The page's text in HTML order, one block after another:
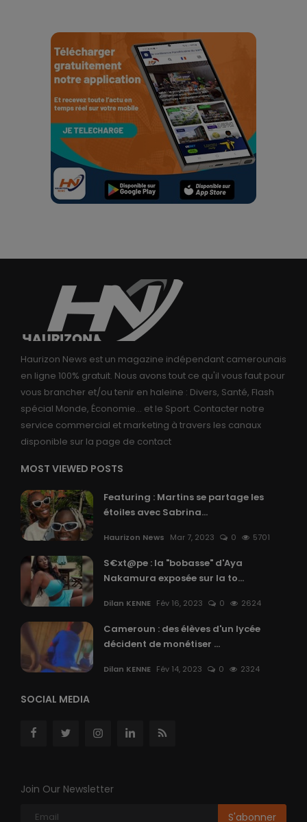
Haurizon News est un magazine indépendant camerounais
en ligne 100% gratuit. Nous avons tout ce qu'il vous faut pour
vous brancher et/ou tenir en haleine : Divers, Santé, Flash
spécial Monde, Économie... et le Sport. Contacter notre
service commercial et marketing à travers les canaux
disponible sur la page de contact
MOST VIEWED POSTS
Featuring : Martins se partage les
étoiles avec Sabrina...
Haurizon News Mar 7, 2023 0 5701
S€xt@pe : la "bobasse" d'Aya
Nakamura exposée sur la to...
Dilan KENNE Fév 16, 2023 0 2624
Cameroun : des élèves d'un lycée
décident de monétiser ...
Dilan KENNE Fév 14, 2023 0 2324
SOCIAL MEDIA
Join Our Newsletter
S'abonner